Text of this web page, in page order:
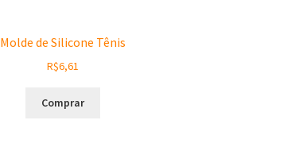
Molde de Silicone Tênis
R$6,61
Comprar